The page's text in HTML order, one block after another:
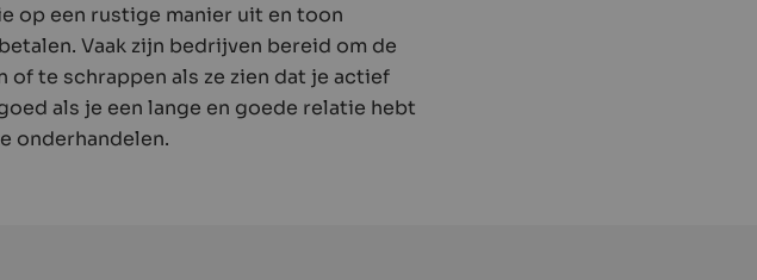
op een rustige manier uit en toon
Vaak zijn bedrijven bereid om de
te schrappen als ze zien dat je actief
als je een lange en goede relatie hebt
onderhandelen.